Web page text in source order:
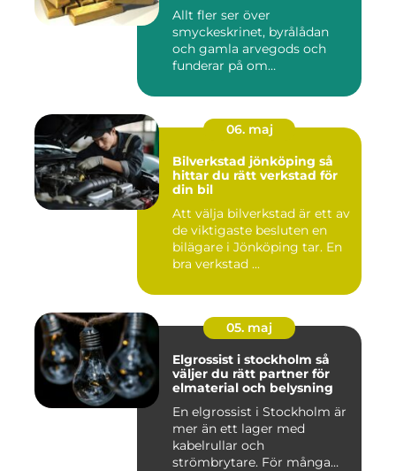
Allt fler ser över
smyckeskrinet, byrålådan
och gamla arvegods och
funderar på om
06. maj
Bilverkstad jönköping så
hittar du rätt verkstad för
din bil
Att välja bilverkstad är ett av
de viktigaste besluten en
bilägare i Jönköping tar. En
bra verkstad ...
05. maj
Elgrossist i stockholm så
väljer du rätt partner för
elmaterial och belysning
En elgrossist i Stockholm är
mer än ett lager med
kabelrullar och
strömbrytare. För många